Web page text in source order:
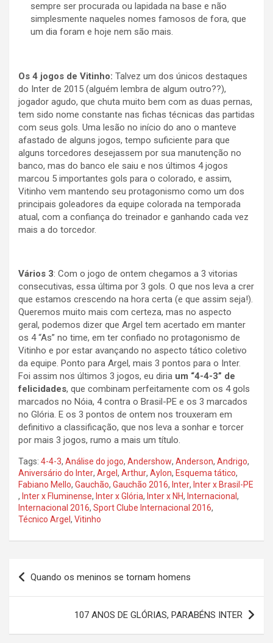
sempre ser procurada ou lapidada na base e não
simplesmente naqueles nomes famosos de fora, que
um dia foram e hoje nem são mais.
Os 4 jogos de Vitinho: Talvez um dos únicos destaques
do Inter de 2015 (alguém lembra de algum outro??),
jogador agudo, que chuta muito bem com as duas pernas,
tem sido nome constante nas fichas técnicas das partidas
com seus gols. Uma lesão no início do ano o manteve
afastado de alguns jogos, tempo suficiente para que
alguns torcedores desejassem por sua manutenção no
banco, mas do banco ele saiu e nos últimos 4 jogos
marcou 5 importantes gols para o colorado, e assim,
Vitinho vem mantendo seu protagonismo como um dos
principais goleadores da equipe colorada na temporada
atual, com a confiança do treinador e ganhando cada vez
mais a do torcedor.
Vários 3: Com o jogo de ontem chegamos a 3 vitorias
consecutivas, essa última por 3 gols. O que nos leva a crer
que estamos crescendo na hora certa (e que assim seja!).
Queremos muito mais com certeza, mas no aspecto
geral, podemos dizer que Argel tem acertado em manter
os 4 “As” no time, em ter confiado no protagonismo de
Vitinho e por estar avançando no aspecto tático coletivo
da equipe. Ponto para Argel, mais 3 pontos para o Inter.
Foi assim nos últimos 3 jogos, eu diria um “4-4-3” de
felicidades, que combinam perfeitamente com os 4 gols
marcados no Nóia, 4 contra o Brasil-PE e os 3 marcados
no Glória. E os 3 pontos de ontem nos trouxeram em
definitivo a classificação, que nos leva a sonhar e torcer
por mais 3 jogos, rumo a mais um título.
Tags: 4-4-3, Análise do jogo, Andershow, Anderson, Andrigo,
Aniversário do Inter, Argel , Arthur, Aylon, Esquema tático,
Fabiano Mello, Gauchão, Gauchão 2016, Inter, Inter x Brasil-PE
, Inter x Fluminense, Inter x Glória, Inter x NH, Internacional ,
Internacional 2016, Sport Clube Internacional 2016,
Técnico Argel , Vitinho
Navegação
de
Quando os meninos se tornam homens
107 ANOS DE GLÓRIAS, PARABÉNS INTER